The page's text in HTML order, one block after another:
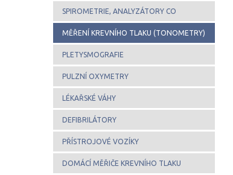
SPIROMETRIE, ANALYZÁTORY CO
MĚŘENÍ KREVNÍHO TLAKU (TONOMETRY)
PLETYSMOGRAFIE
PULZNÍ OXYMETRY
LÉKAŘSKÉ VÁHY
DEFIBRILÁTORY
PŘÍSTROJOVÉ VOZÍKY
DOMÁCÍ MĚŘIČE KREVNÍHO TLAKU